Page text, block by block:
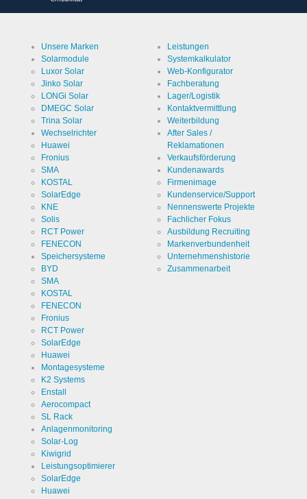
Unsere Marken
Solarmodule
Luxor Solar
Jinko Solar
LONGi Solar
DMEGC Solar
Trina Solar
Wechselrichter
Huawei
Fronius
SMA
KOSTAL
SolarEdge
KNE
Solis
RCT Power
FENECON
Speichersysteme
BYD
SMA
KOSTAL
FENECON
Fronius
RCT Power
SolarEdge
Huawei
Montagesysteme
K2 Systems
Enstall
Aerocompact
SL Rack
Anlagenmonitoring
Solar-Log
Kiwigrid
Leistungsoptimierer
SolarEdge
Huawei
Leistungen
Systemkalkulator
Web-Konfigurator
Fachberatung
Lager/Logistik
Kontaktvermittlung
Weiterbildung
After Sales /
Reklamationen
Verkaufsförderung
Kundenawards
Firmenimage
Kundenservice/Support
Nennenswerte Projekte
Fachlicher Fokus
Ausbildung Recruiting
Markenverbundenheit
Unternehmenshistorie
Zusammenarbeit
bezüglich
Cookies die zur Auswertung der Benutzerstatistik
notwendig sind:
Name
Anbieter
Zweck
Cookie Name
Cookie Laufzeit
Cookies die zur Auswertung des Benutzerverhaltens
Name
Anbieter
Zweck
Cookie von
Erzeugt
Cookie Name linkedin
Cookie Laufzeit